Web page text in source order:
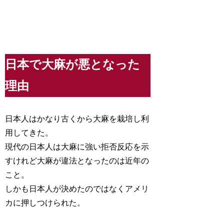
日本で大麻が悪となった
理由
日本人はかなり古くから大麻を栽培し利
用してきた。
現代の日本人は大麻に強い拒否反応を示
すけれど大麻が違法となったのは近年の
こと。
しかも日本人が決めたのではなくアメリ
カに押しつけられた。